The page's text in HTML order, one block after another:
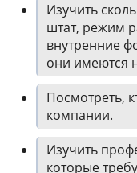
Изучить
штат, режим
внутренние
они имеются
Посмотреть,
компании.
Изучить
которые